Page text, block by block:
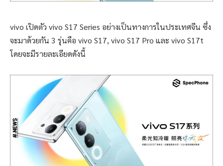
vivo เปิดตัว vivo S17 Series อย่างเป็นทางการในประเทศจีน ซึ่ง
จะมาด้วยกัน 3 รุ่นคือ vivo S17, vivo S17 Pro และ vivo S17t
โดยจะมีรายละเอียดดังนี้